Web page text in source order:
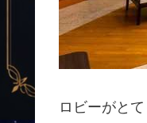
ロビーがと